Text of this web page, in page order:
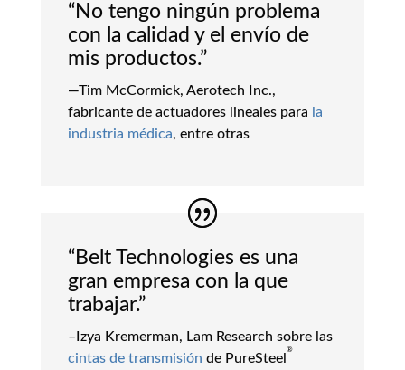
“No tengo ningún problema
con la calidad y el envío de
mis productos.”
—Tim McCormick, Aerotech Inc.,
fabricante de actuadores lineales para la
industria médica, entre otras
“Belt Technologies es una
gran empresa con la que
trabajar.”
–Izya Kremerman, Lam Research sobre las
cintas de transmisión de PureSteel
®